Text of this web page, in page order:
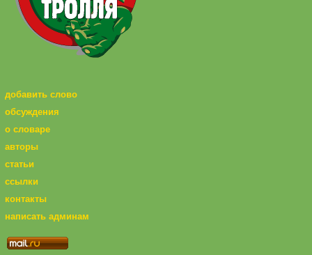
добавить слово
обсуждения
о словаре
авторы
статьи
ссылки
контакты
написать админам